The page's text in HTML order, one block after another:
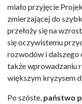
miało przyjęcie
zmierzającej do
przełoży się na
się oczywistemu
rozwodów i dalszego
także wprowadzaniu
większym kryzysem
Po szóste, państwo